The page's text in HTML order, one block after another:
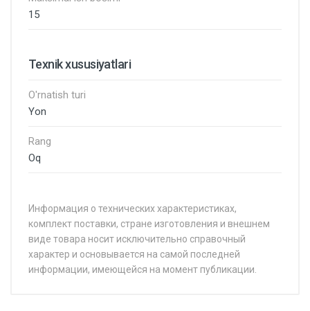
15
Texnik xususiyatlari
O'rnatish turi
Yon
Rang
Oq
Информация о технических характеристиках,
комплект поставки, стране изготовления и внешнем
виде товара носит исключительно справочный
характер и основывается на самой последней
информации, имеющейся на момент публикации.